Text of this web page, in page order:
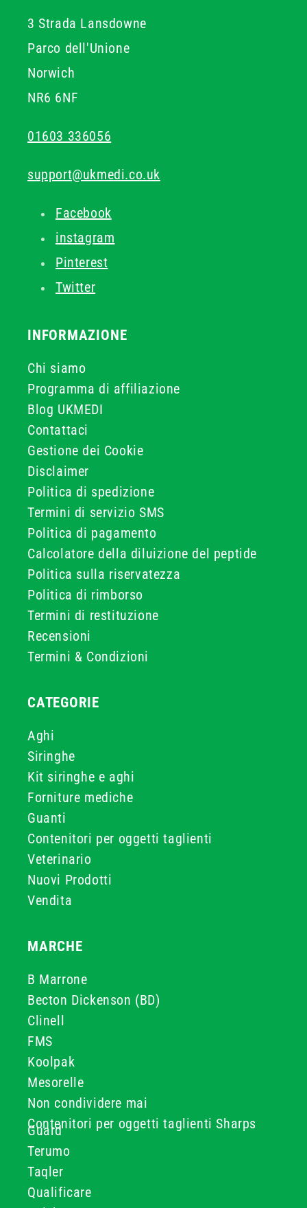
3 Strada Lansdowne
Parco dell'Unione
Norwich
NR6 6NF
01603 336056
support@ukmedi.co.uk
Facebook
instagram
Pinterest
Twitter
INFORMAZIONE
Chi siamo
Programma di affiliazione
Blog UKMEDI
Contattaci
Gestione dei Cookie
Disclaimer
Politica di spedizione
Termini di servizio SMS
Politica di pagamento
Calcolatore della diluizione del peptide
Politica sulla riservatezza
Politica di rimborso
Termini di restituzione
Recensioni
Termini & Condizioni
CATEGORIE
Aghi
Siringhe
Kit siringhe e aghi
Forniture mediche
Guanti
Contenitori per oggetti taglienti
Veterinario
Nuovi Prodotti
Vendita
MARCHE
B Marrone
Becton Dickenson (BD)
Clinell
FMS
Koolpak
Mesorelle
Non condividere mai
Contenitori per oggetti taglienti Sharps
Guard
Terumo
Taqler
Qualificare